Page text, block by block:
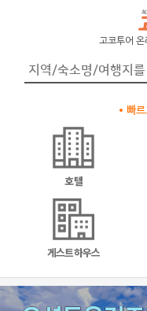
고코투어 온
빠
호텔
게스트하우스